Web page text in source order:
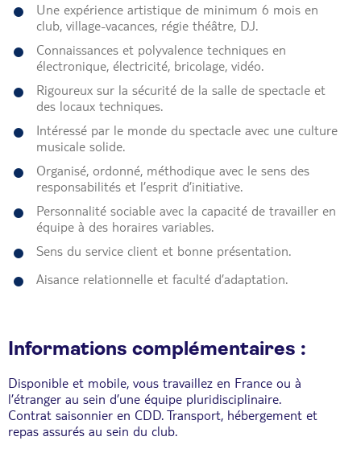
Une expérience artistique de minimum 6 mois en
club, village-vacances, régie théâtre, DJ.
Connaissances et polyvalence techniques en
électronique, électricité, bricolage, vidéo.
Rigoureux sur la sécurité de la salle de spectacle et
des locaux techniques.
Intéressé par le monde du spectacle avec une culture
musicale solide.
Organisé, ordonné, méthodique avec le sens des
responsabilités et l’esprit d’initiative.
Personnalité sociable avec la capacité de travailler en
équipe à des horaires variables.
Sens du service client et bonne présentation.
Aisance relationnelle et faculté d’adaptation.
Informations complémentaires :
Disponible et mobile, vous travaillez en France ou à
l’étranger au sein d’une équipe pluridisciplinaire.
Contrat saisonnier en CDD. Transport, hébergement et
repas assurés au sein du club.